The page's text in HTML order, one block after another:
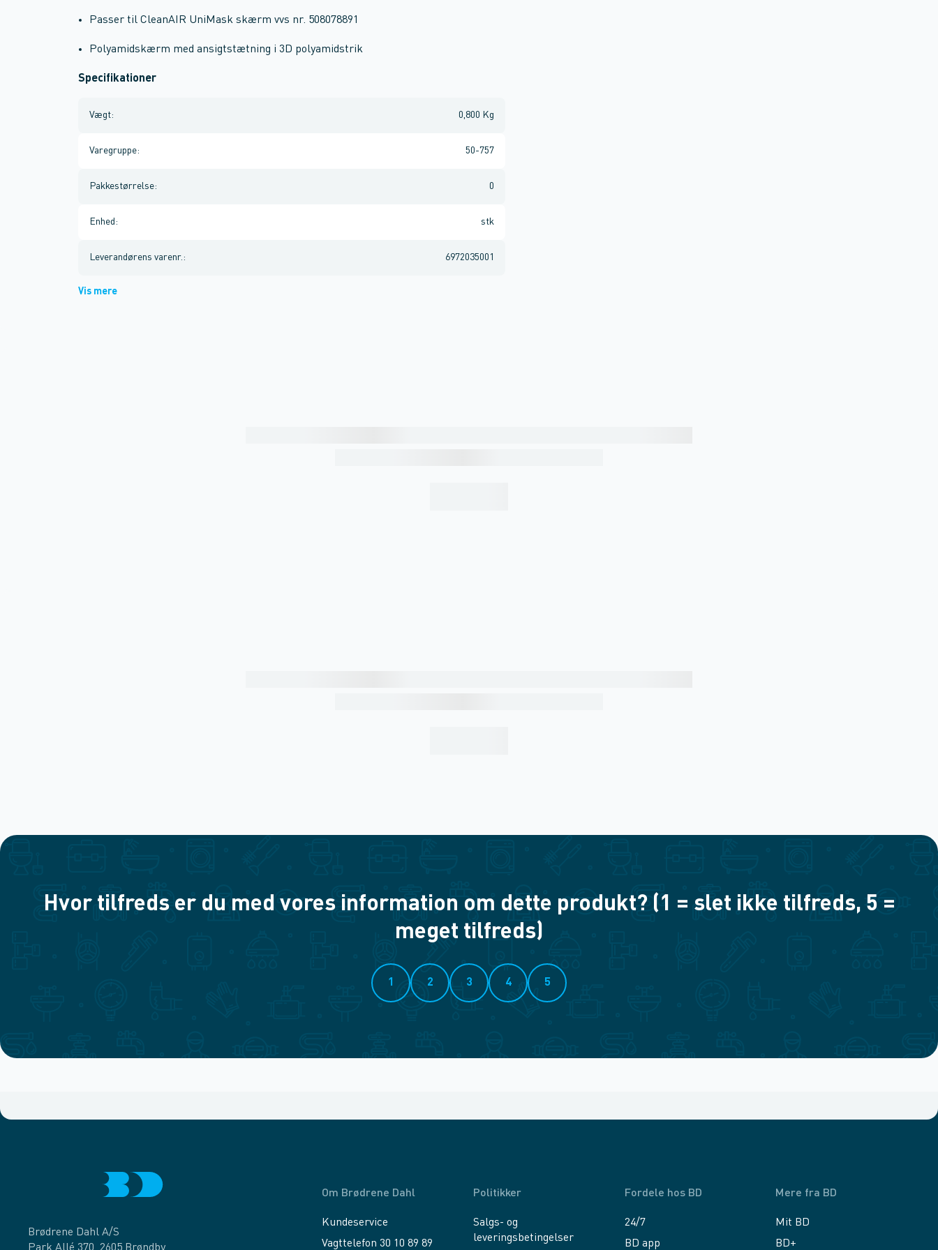
Passer til CleanAIR UniMask skærm vvs nr. 508078891
Polyamidskærm med ansigtstætning i 3D polyamidstrik
Specifikationer
Vægt: 0,800 Kg
Varegruppe: 50-757
Pakkestørrelse: 0
Enhed : stk
Leverandørens varenr. : 6972035001
Vis mere
Hvor tilfreds er du med vores information om dette produkt? (1 = slet ikke tilfreds, 5 =
meget tilfreds)
1 2 3 4 5
Brødrene Dahl A/S
Om Brødrene Dahl
Kundeservice
Vagttelefon 30 10 89 89
Politikker
Salgs- og
leveringsbetingelser
Fordele hos BD
24/7
BD app
Mere fra BD
Mit BD
BD+